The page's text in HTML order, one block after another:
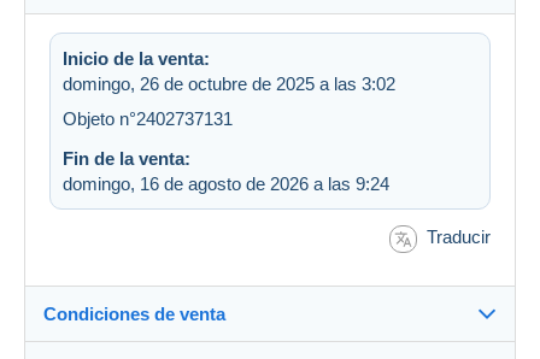
Inicio de la venta:
domingo, 26 de octubre de 2025 a las 3:02
Objeto n°2402737131
Fin de la venta:
domingo, 16 de agosto de 2026 a las 9:24
Traducir
Condiciones de venta